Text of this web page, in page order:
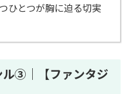
ひとつが胸に迫る切実
ル③｜【ファンタジ